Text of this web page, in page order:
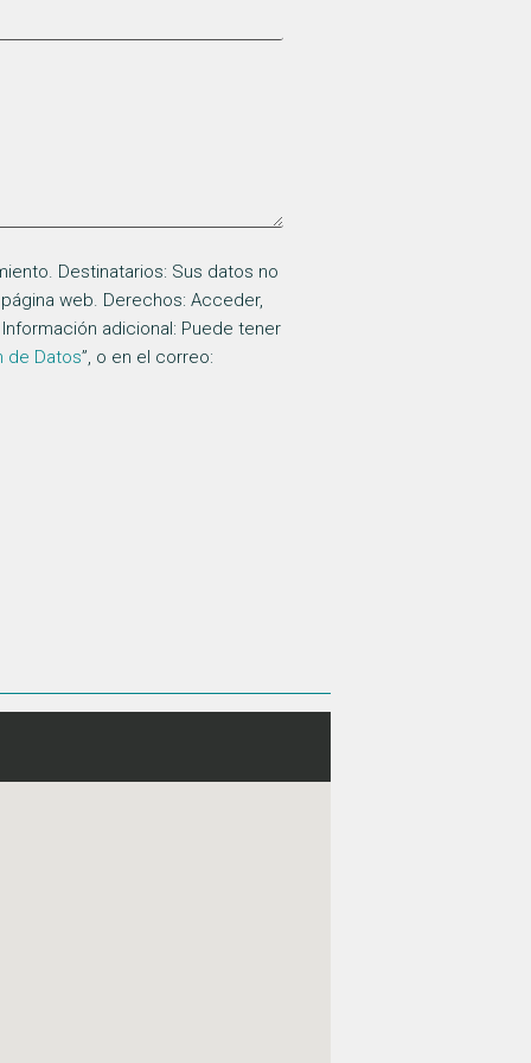
Destinatarios: Sus datos no
web. Derechos: Acceder,
adicional: Puede tener
de Datos”, o en el correo: